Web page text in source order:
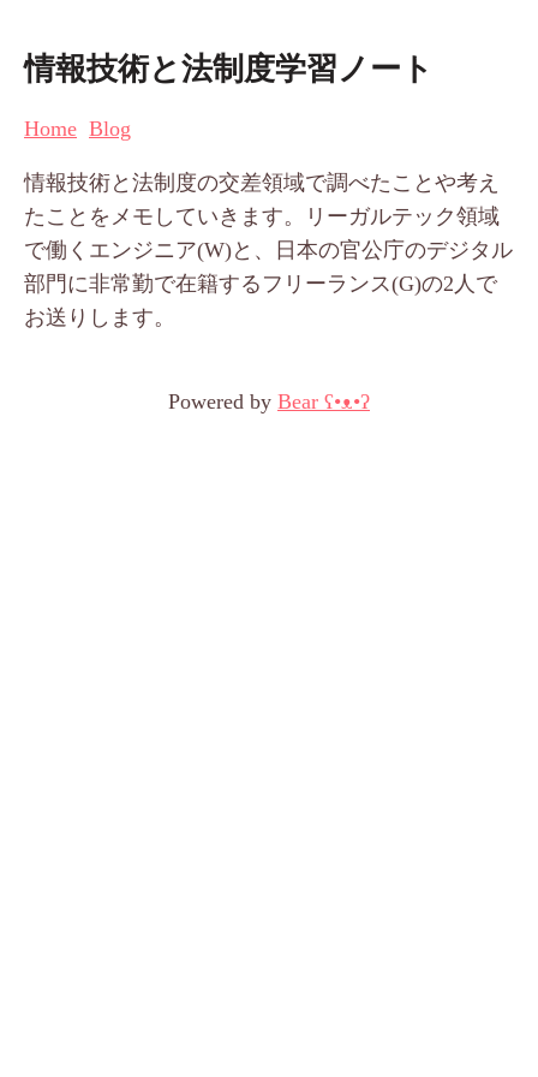
情報技術と法制度学習ノート
Home Blog
情報技術と法制度の交差領域で調べたことや考え
たことをメモしていきます。リーガルテック領域
で働くエンジニア(W)と、日本の官公庁のデジタル
部門に非常勤で在籍するフリーランス(G)の2人で
お送りします。
Powered by Bear ʕ•ᴥ•ʔ